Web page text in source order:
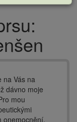
na Vás na
dávno moje
mou
onemocnění,